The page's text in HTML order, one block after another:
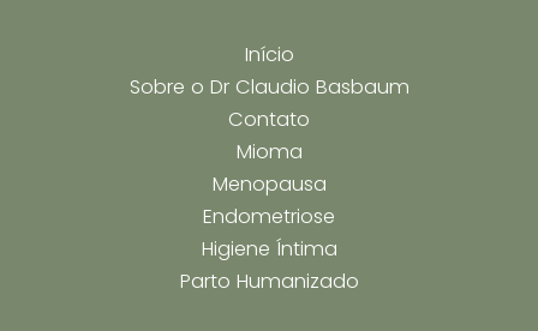
Início
Sobre o Dr Claudio Basbaum
Contato
Mioma
Menopausa
Endometriose
Higiene Íntima
Parto Humanizado